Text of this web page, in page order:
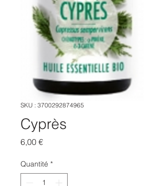
SKU : 3700292874965
Cyprès
6,00 €Prix
Quantité *